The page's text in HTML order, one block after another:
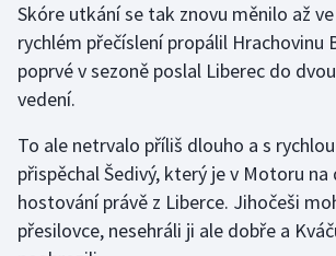
Short track
Sportovní střelba
Stolní tenis
Triatlon
Veslování
Skóre utkání se tak znovu měnilo až
rychlém přečíslení propálil Hrachovinu
poprvé v sezoně poslal Liberec do
vedení.
To ale netrvalo příliš dlouho a s
přispěchal Šedivý, který je v Motoru
hostování právě z Liberce. Jihočeši
přesilovce, nesehráli ji ale dobře a